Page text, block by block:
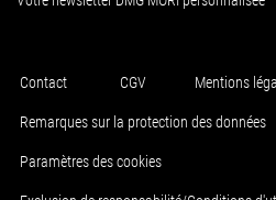
Contact CGV Mentions
Remarques sur la protection des données
Paramètres des cookies